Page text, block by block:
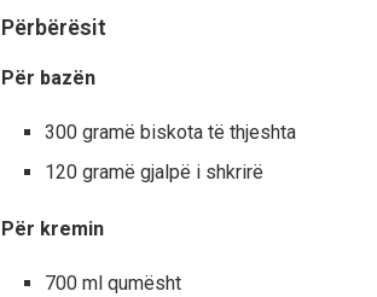
Përbërësit
Për bazën
300 gramë biskota të thjeshta
120 gramë gjalpë i shkrirë
Për kremin
700 ml qumësht